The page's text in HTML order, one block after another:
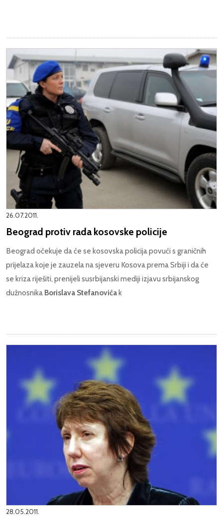
26.07.2011.
Beograd protiv rada kosovske policije
Beograd očekuje da će se kosovska policija povući s graničnih
prijelaza koje je zauzela na sjeveru Kosova prema Srbiji i da će
se kriza riješiti, prenijeli susrbijanski mediji izjavu srbijanskog
dužnosnika Borislava Stefanovića k
28.05.2011.